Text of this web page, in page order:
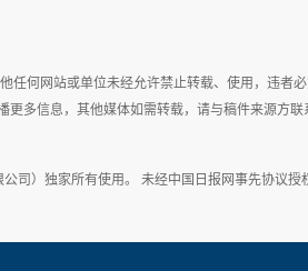
任何网站或单位未经允许禁止转载、使用，违者
多信息，其他媒体如需转载，请与稿件来源方联
司）独家所有使用。 未经中国日报网事先协议授